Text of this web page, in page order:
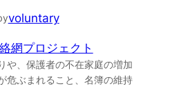
voluntary
網プロジェクト
や、保護者の不在家庭の増加
危ぶまれること、名簿の維持